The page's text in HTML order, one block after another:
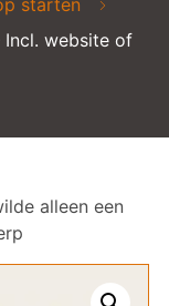
starten
Incl. website of
alleen een